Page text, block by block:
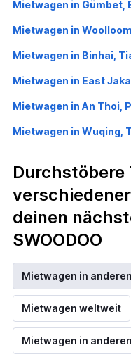
Mietwagen in Gümbet,
Mietwagen in
Mietwagen in Binhai,
Mietwagen in East
Mietwagen in An Thoi,
Mietwagen in Wuqing,
Durchstöbere
deinen
SWOODOO
Mietwagen in
Mietwagen weltweit
Mietwagen in